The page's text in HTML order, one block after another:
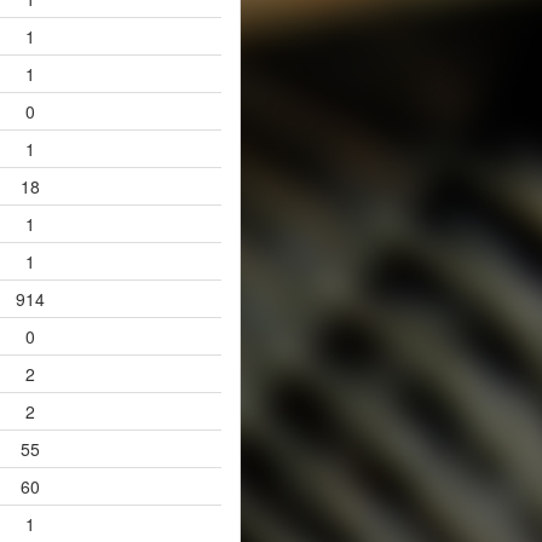
1
1
0
1
18
1
1
914
0
2
2
55
60
1